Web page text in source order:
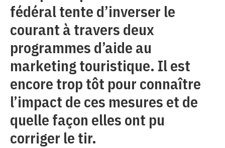
fédéral tente d’inverser le
courant à travers deux
programmes d’aide au
marketing touristique. Il est
encore trop tôt pour connaître
l’impact de ces mesures et de
quelle façon elles ont pu
corriger le tir.